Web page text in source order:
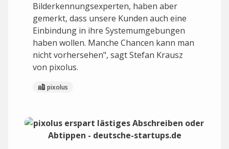
Bilderkennungsexperten, haben aber
gemerkt, dass unsere Kunden auch eine
Einbindung in ihre Systemumgebungen
haben wollen. Manche Chancen kann man
nicht vorhersehen", sagt Stefan Krausz
von pixolus.
pixolus